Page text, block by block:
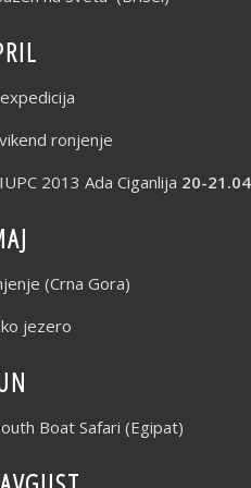
ronjenje
2013 Ada Ciganlija 20-
(Crna Gora)
jezero
Boat Safari (Egipat)